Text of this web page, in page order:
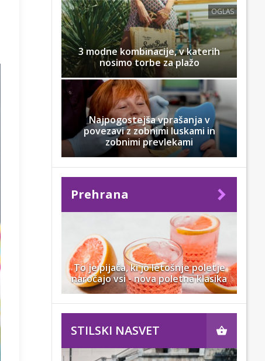
OGLAS
3 modne kombinacije, v katerih
nosimo torbe za plažo
Najpogostejša vprašanja v
povezavi z zobnimi luskami in
zobnimi prevlekami
Prehrana
To je pijača, ki jo letošnje poletje
naročajo vsi - nova poletna klasika
STILSKI NASVET